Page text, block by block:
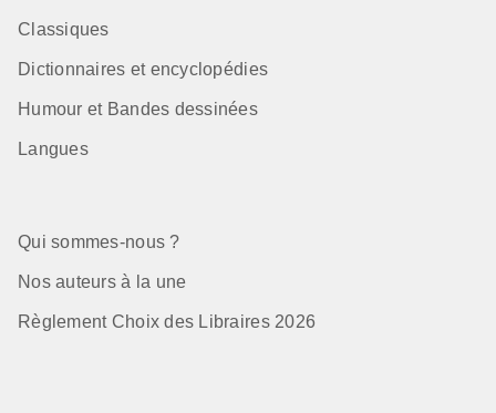
Classiques
Dictionnaires et encyclopédies
Humour et Bandes dessinées
Langues
Qui sommes-nous ?
Nos auteurs à la une
Règlement Choix des Libraires 2026